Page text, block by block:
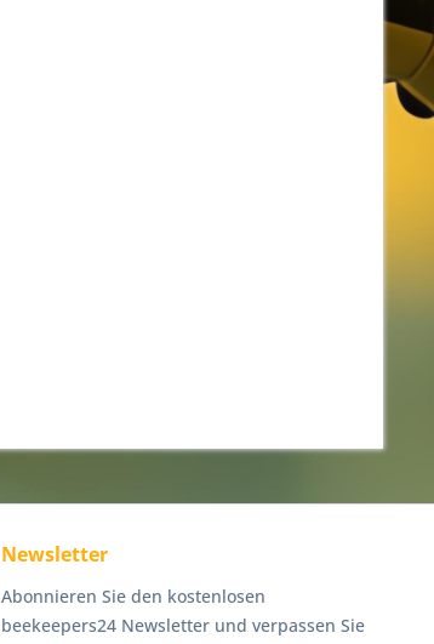
Newsletter
Abonnieren Sie den kostenlosen
beekeepers24 Newsletter und verpassen Sie